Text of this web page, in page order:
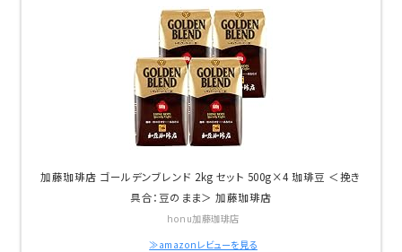
加藤珈琲店 ゴールデンブレンド 2kg セット 500g×4 珈琲豆 ＜挽き
具合：豆のまま＞ 加藤珈琲店
honu加藤珈琲店
≫amazonレビューを見る